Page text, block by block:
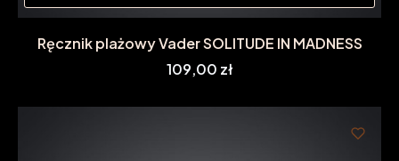
Ręcznik plażowy Vader SOLITUDE IN MADNESS
Cena
109,00 zł